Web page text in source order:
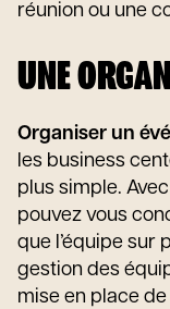
réunion ou une
UNE
Organiser un
les business
plus simple.
pouvez vous
que l’équipe sur
gestion des
mise en place